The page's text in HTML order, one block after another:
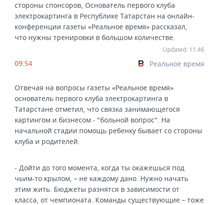
стороны спонсоров, Основатель первого клуба
электрокартинга в Республике Татарстан на онлайн-
конференции газеты «Реальное время» рассказал,
что нужны тренировки в большом количестве.
Updated: 11:46
09:54 Реальное время
Отвечая на вопросы газеты «Реальное время»
основатель первого клуба электрокартинга в
Татарстане отметил, что связка занимающегося
картингом и бизнесом - "больной вопрос". На
начальной стадии помощь ребенку бывает со стороны
клуба и родителей.
- Дойти до того момента, когда ты окажешься под
чьим-то крылом, – не каждому дано. Нужно начать
этим жить. Бюджеты разнятся в зависимости от
класса, от чемпионата. Команды существующие – тоже